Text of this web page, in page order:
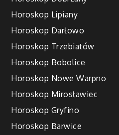
Horoskop Lipiany
Horoskop Darłowo
Horoskop Trzebiatów
Horoskop Bobolice
Horoskop Nowe Warpno
Horoskop Mirosławiec
Horoskop Gryfino
Horoskop Barwice